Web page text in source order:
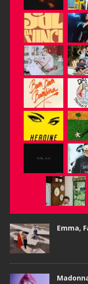
Emma,